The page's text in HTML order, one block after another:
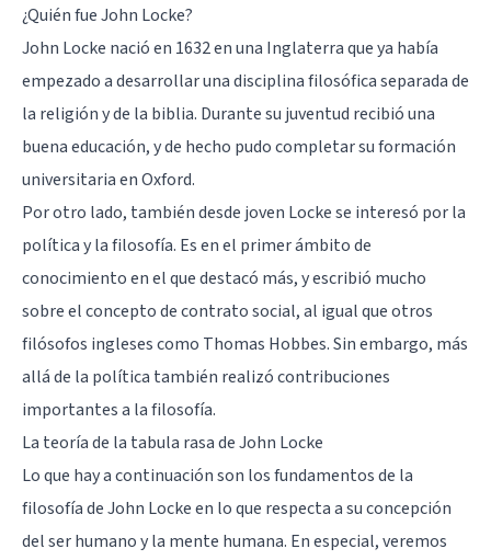
¿Quién fue John Locke?
John Locke nació en 1632 en una Inglaterra que ya había
empezado a desarrollar una disciplina filosófica separada de
la religión y de la biblia. Durante su juventud recibió una
buena educación, y de hecho pudo completar su formación
universitaria en Oxford.
Por otro lado, también desde joven Locke se interesó por la
política y la filosofía. Es en el primer ámbito de
conocimiento en el que destacó más, y escribió mucho
sobre el concepto de contrato social, al igual que otros
filósofos ingleses como Thomas Hobbes. Sin embargo, más
allá de la política también realizó contribuciones
importantes a la filosofía.
La teoría de la tabula rasa de John Locke
Lo que hay a continuación son los fundamentos de la
filosofía de John Locke en lo que respecta a su concepción
del ser humano y la mente humana. En especial, veremos